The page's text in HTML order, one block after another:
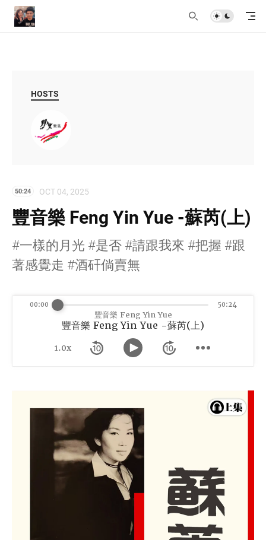
HOSTS
50:24 OCT 04, 2025
豐音樂 Feng Yin Yue -蘇芮(上)
#一樣的月光 #是否 #請跟我來 #把握 #跟
著感覺走 #酒矸倘賣無
豐音樂 Feng Yin Yue
豐音樂 Feng Yin Yue -蘇芮(上)
1.0x
00:00 50:24